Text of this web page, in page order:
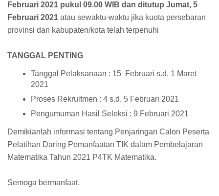
Februari 2021 pukul 09.00 WIB dan ditutup Jumat, 5
Februari 2021 atau sewaktu-waktu jika kuota persebaran
provinsi dan kabupaten/kota telah terpenuhi
TANGGAL PENTING
Tanggal Pelaksanaan : 15 Februari s.d. 1 Maret
2021
Proses Rekruitmen : 4 s.d. 5 Februari 2021
Pengumuman Hasil Seleksi : 9 Februari 2021
Demikianlah informasi tentang Penjaringan Calon Peserta
Pelatihan Daring Pemanfaatan TIK dalam Pembelajaran
Matematika Tahun 2021 P4TK Matematika.
Semoga bermanfaat.